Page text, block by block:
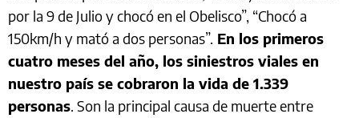
por la 9 de Julio y chocó en el Obelisco”, “Chocó a
150km/h y mató a dos personas”. En los primeros
cuatro meses del año, los siniestros viales en
nuestro país se cobraron la vida de 1.339
personas. Son la principal causa de muerte entre